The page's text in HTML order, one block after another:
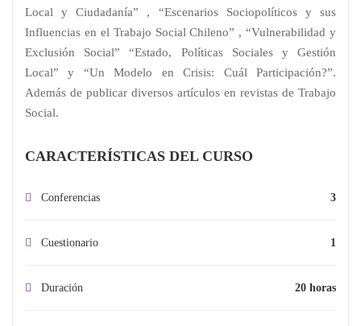
Local y Ciudadanía” , “Escenarios Sociopolíticos y sus
Influencias en el Trabajo Social Chileno” , “Vulnerabilidad y
Exclusión Social” “Estado, Políticas Sociales y Gestión
Local” y “Un Modelo en Crisis: Cuál Participación?”.
Además de publicar diversos artículos en revistas de Trabajo
Social.
CARACTERÍSTICAS DEL CURSO
Conferencias 3
Cuestionario 1
Duración 20 horas